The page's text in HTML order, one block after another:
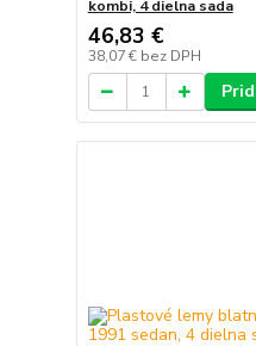
kombi, 4 dielna sada
46,83 €
38,07 € bez DPH